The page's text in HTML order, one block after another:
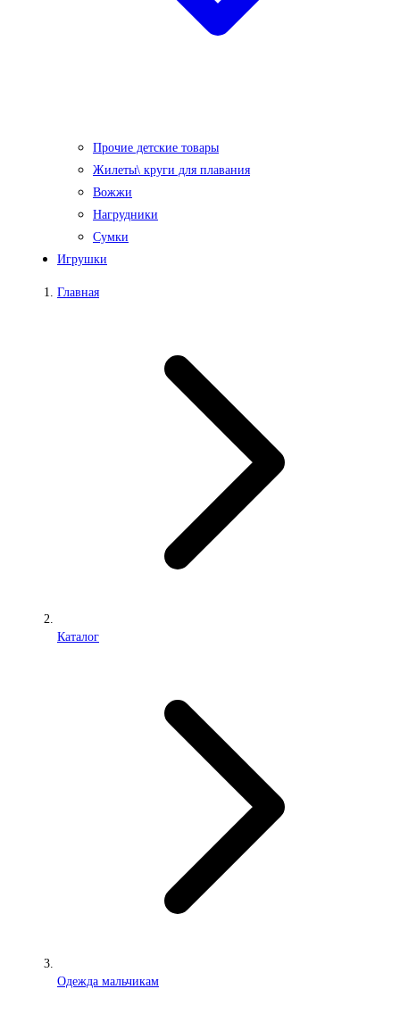
Прочие детские товары
Жилеты\ круги для плавания
Вожжи
Нагрудники
Сумки
Игрушки
Главная
Каталог
Одежда мальчикам